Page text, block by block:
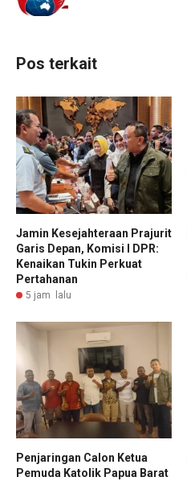
Pos terkait
Jamin Kesejahteraan Prajurit
Garis Depan, Komisi I DPR:
Kenaikan Tukin Perkuat
Pertahanan
5 jam lalu
Penjaringan Calon Ketua
Pemuda Katolik Papua Barat